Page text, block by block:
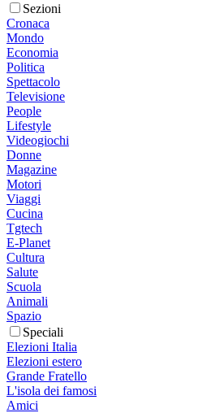
Sezioni
Cronaca
Mondo
Economia
Politica
Spettacolo
Televisione
People
Lifestyle
Videogiochi
Donne
Magazine
Motori
Viaggi
Cucina
Tgtech
E-Planet
Cultura
Salute
Scuola
Animali
Spazio
Speciali
Elezioni Italia
Elezioni estero
Grande Fratello
L'isola dei famosi
Amici